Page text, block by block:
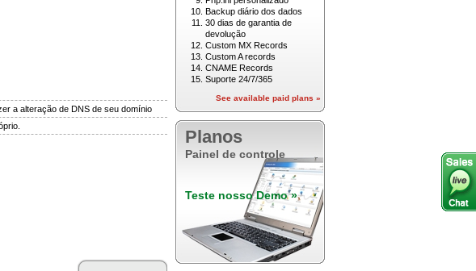
Backup diário dos dados
30 dias de garantia de
devolução
Custom MX Records
Custom A records
CNAME Records
Suporte 24/7/365
See available paid plans »
Planos
Painel de controle
Teste nosso Demo »